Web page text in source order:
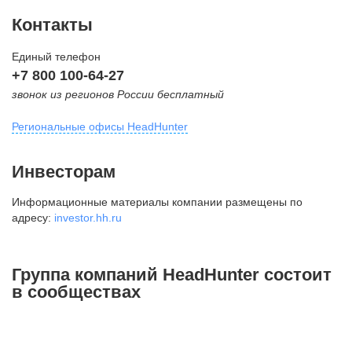
Контакты
Единый телефон
+7 800 100-64-27
звонок из регионов России бесплатный
Региональные офисы HeadHunter
внутригородская территория
Муниципальный округ Тверской,
2-я Брестская ул., д. 48,
+7 495 980-64-27
Инвесторам
Информационные материалы компании размещены по
адресу: investor.hh.ru
Группа компаний HeadHunter состоит
в сообществах